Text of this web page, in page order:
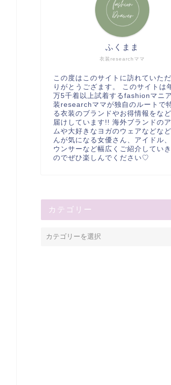
衣装researchママ
ふくまま
この度はこのサイトに訪れていた
りがとうござます。 このサイトは
万5千着以上試着するfashionマニ
装researchママが独自のルートで
る衣装のブランドやお得情報をな
届けしています!! 海外ブランドの
ムや大好きなヨガのウェアなどな
んが気になる女優さん、アイドル
ウンサーなど幅広くご紹介してい
のでぜひ楽しんでください♡
カテゴリー